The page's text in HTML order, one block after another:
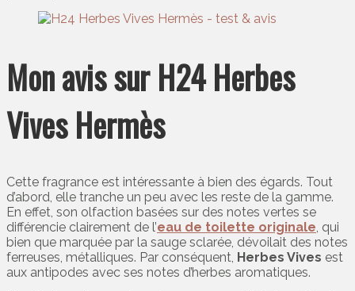
Mon avis sur H24 Herbes
Vives Hermès
Cette fragrance est intéressante à bien des égards. Tout
d’abord, elle tranche un peu avec les reste de la gamme.
En effet, son olfaction basées sur des notes vertes se
différencie clairement de l’eau de toilette originale, qui
bien que marquée par la sauge sclarée, dévoilait des notes
ferreuses, métalliques. Par conséquent, Herbes Vives est
aux antipodes avec ses notes d’herbes aromatiques.